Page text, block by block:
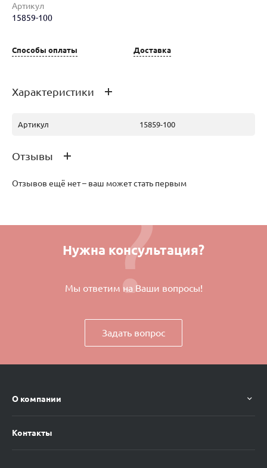
Кольцо (29573530)
Артикул
15859-100
Способы оплаты Доставка
Характеристики
Артикул 15859-100
Отзывы
Отзывов ещё нет – ваш может стать первым
Нужна консультация?
Мы ответим на Ваши вопросы!
Задать вопрос
О компании
Контакты